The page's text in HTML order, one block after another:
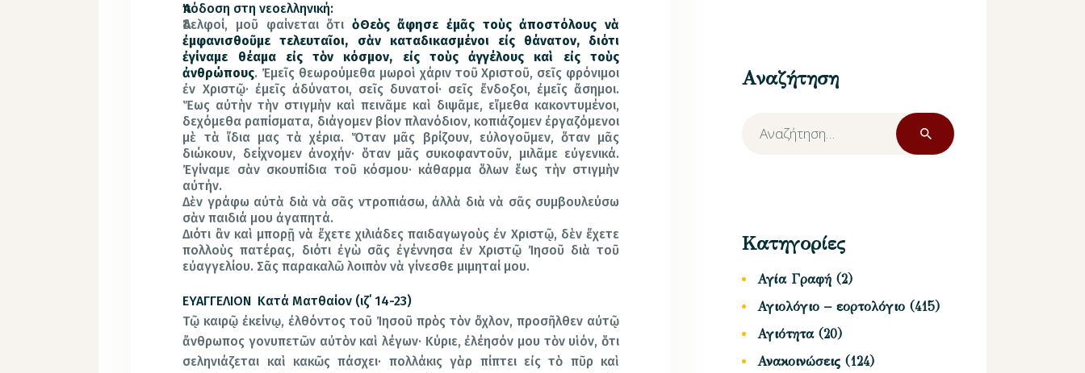
Ἀπόδοση στη νεοελληνική:
Ἀδελφοί, μοῦ φαίνεται ὅτιὁ Θεὸς ἄφησε ἐμᾶς τοὺς ἀποστόλους νὰ
ἐμφανισθοῦμε τελευταῖοι, σὰν καταδικασμένοι εἰς θάνατον, διότι
ἐγίναμε θέαμα εἰς τὸν κόσμον, εἰς τοὺς ἀγγέλους καὶ εἰς τοὺς
ἀνθρώπους. Ἐμεῖς θεωρούμεθα μωροὶ χάριν τοῦ Χριστοῦ, σεῖς φρόνιμοι
ἐν Χριστῷ· ἐμεῖς ἀδύνατοι, σεῖς δυνατοί· σεῖς ἔνδοξοι, ἐμεῖς ἄσημοι.
Ἕως αὐτὴν τὴν στιγμὴν καὶ πεινᾶμε καὶ διψᾶμε, εἴμεθα κακοντυμένοι,
δεχόμεθα ραπίσματα, διάγομεν βίον πλανόδιον, κοπιάζομεν ἐργαζόμενοι
μὲ τὰ ἴδια μας τὰ χέρια. Ὅταν μᾶς βρίζουν, εὐλογοῦμεν, ὅταν μᾶς
διώκουν, δείχνομεν ἀνοχήν· ὅταν μᾶς συκοφαντοῦν, μιλᾶμε εὐγενικά.
Ἐγίναμε σὰν σκουπίδια τοῦ κόσμου· κάθαρμα ὅλων ἕως τὴν στιγμὴν
αὐτήν.
Δὲν γράφω αὐτὰ διὰ νὰ σᾶς ντροπιάσω, ἀλλὰ διὰ νὰ σᾶς συμβουλεύσω
σὰν παιδιά μου ἀγαπητά.
Διότι ἂν καὶ μπορῇ νὰ ἔχετε χιλιάδες παιδαγωγοὺς ἐν Χριστῷ, δὲν ἔχετε
πολλοὺς πατέρας, διότι ἐγὼ σᾶς ἐγέννησα ἐν Χριστῷ Ἰησοῦ διὰ τοῦ
εὐαγγελίου. Σᾶς παρακαλῶ λοιπὸν νὰ γίνεσθε μιμηταί μου.
ΕΥΑΓΓΕΛΙΟΝ Κατά Ματθαίον (ιζ΄ 14-23)
Τῷ καιρῷ ἐκείνῳ, ἐλθόντος τοῦ Ἰησοῦ πρὸς τὸν ὄχλον, προσῆλθεν αὐτῷ
ἄνθρωπος γονυπετῶν αὐτὸν καὶ λέγων· Κύριε, ἐλέησόν μου τὸν υἱόν, ὅτι
σεληνιάζεται καὶ κακῶς πάσχει· πολλάκις γὰρ πίπτει εἰς τὸ πῦρ καὶ
Αναζήτηση
Αναζήτηση
για:
Κατηγορίες
Αγία Γραφή (2)
Αγιολόγιο – εορτολόγιο (415)
Αγιότητα(20)
Ανακοινώσεις (124)